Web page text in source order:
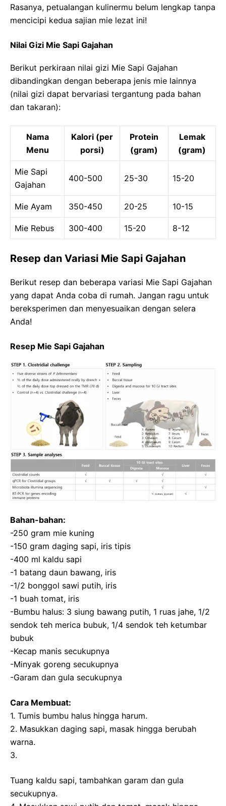
Rasanya, petualangan kulinermu belum lengkap tanpa
mencicipi kedua sajian mie lezat ini!
Nilai Gizi Mie Sapi Gajahan
Berikut perkiraan nilai gizi Mie Sapi Gajahan
dibandingkan dengan beberapa jenis mie lainnya
(nilai gizi dapat bervariasi tergantung pada bahan
dan takaran):
Nama
Menu
Kalori (per
porsi)
Protein
(gram)
Lemak
(gram)
Mie Sapi
Gajahan
400-500 25-30 15-20
Mie Ayam 350-450 20-25 10-15
Mie Rebus 300-400 15-20 8-12
Resep dan Variasi Mie Sapi Gajahan
Berikut resep dan beberapa variasi Mie Sapi Gajahan
yang dapat Anda coba di rumah. Jangan ragu untuk
bereksperimen dan menyesuaikan dengan selera
Anda!
Resep Mie Sapi Gajahan
Bahan-bahan:
-250 gram mie kuning
-150 gram daging sapi, iris tipis
-400 ml kaldu sapi
-1 batang daun bawang, iris
-1/2 bonggol sawi putih, iris
-1 buah tomat, iris
-Bumbu halus: 3 siung bawang putih, 1 ruas jahe, 1/2
sendok teh merica bubuk, 1/4 sendok teh ketumbar
bubuk
-Kecap manis secukupnya
-Minyak goreng secukupnya
-Garam dan gula secukupnya
Cara Membuat:
1. Tumis bumbu halus hingga harum.
2. Masukkan daging sapi, masak hingga berubah
warna.
3.
Tuang kaldu sapi, tambahkan garam dan gula
secukupnya.